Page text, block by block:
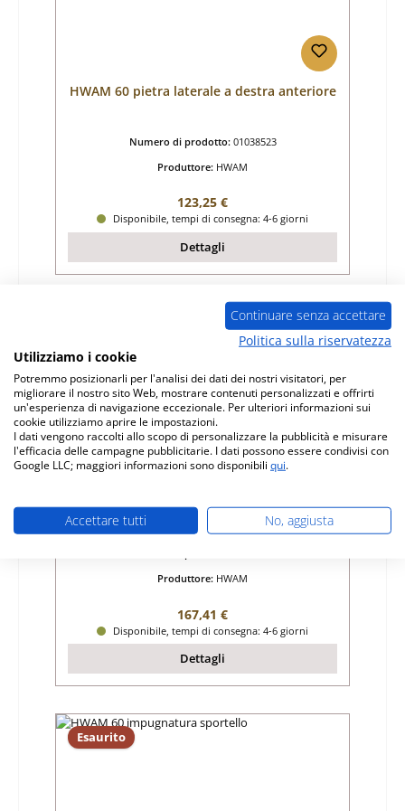
HWAM 60 pietra laterale a destra anteriore
Numero di prodotto: 01038523
Produttore: HWAM
Prezzo normale:
123,25 €
Disponibile, tempi di consegna: 4-6 giorni
Dettagli
HWAM 60 guarnizione set
Produttore: HWAM
Prezzo normale:
167,41 €
Disponibile, tempi di consegna: 4-6 giorni
Dettagli
Esaurito
Continuare senza accettare
Politica sulla riservatezza
Utilizziamo i cookie
Potremmo posizionarli per l'analisi dei dati dei nostri visitatori, per
migliorare il nostro sito Web, mostrare contenuti personalizzati e offrirti
un'esperienza di navigazione eccezionale. Per ulteriori informazioni sui
cookie utilizziamo aprire le impostazioni.
I dati vengono raccolti allo scopo di personalizzare la pubblicità e misurare
l'efficacia delle campagne pubblicitarie. I dati possono essere condivisi con
Google LLC; maggiori informazioni sono disponibili qui.
Accettare tutti No, aggiusta